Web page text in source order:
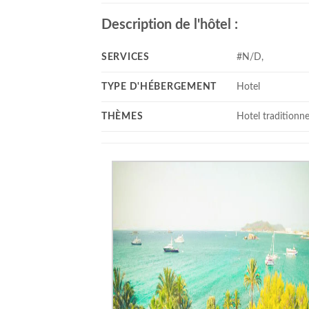
Description de l'hôtel :
SERVICES #N/D,
TYPE D'HÉBERGEMENT Hotel
THÈMES Hotel